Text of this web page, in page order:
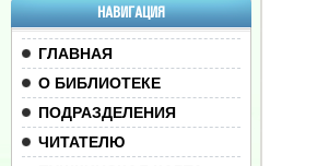
НАВИГАЦИЯ
ГЛАВНАЯ
О БИБЛИОТЕКЕ
ПОДРАЗДЕЛЕНИЯ
ЧИТАТЕЛЮ